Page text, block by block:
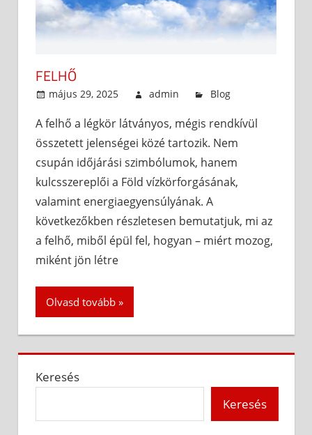
FELHŐ
május 29, 2025 admin Blog
A felhő a légkör látványos, mégis rendkívül
összetett jelenségei közé tartozik. Nem
csupán időjárási szimbólumok, hanem
kulcsszereplői a Föld vízkörforgásának,
valamint energiaegyensúlyának. A
következőkben részletesen bemutatjuk, mi az
a felhő, miből épül fel, hogyan – miért mozog,
miként jön létre
Olvasd tovább
Keresés
Keresés